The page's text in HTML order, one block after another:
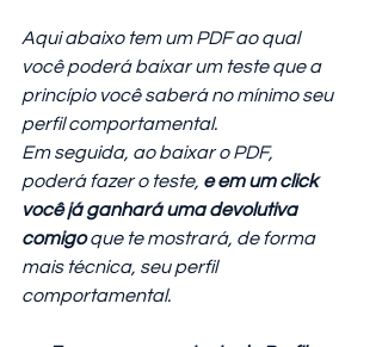
Aqui abaixo tem um PDF ao qual
você poderá baixar um teste que a
princípio você saberá no mínimo seu
perfil comportamental.
Em seguida, ao baixar o PDF,
poderá fazer o teste, e em um click
você já ganhará uma devolutiva
comigo que te mostrará, de forma
mais técnica, seu perfil
comportamental.